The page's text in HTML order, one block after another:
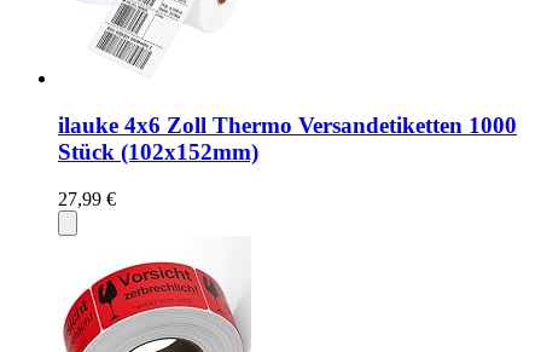
ilauke 4x6 Zoll Thermo Versandetiketten 1000
Stück (102x152mm)
27,99 €